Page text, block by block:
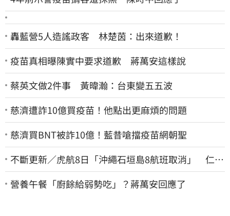
轟藍營5人造謠政客 林楚茵：出來道歉！
疫苗真相曝陳實中要求道歉 蔣萬安這樣說
蔡英文做2件事 黃暐瀚：台東變五五波
慈濟遭詐10億買疫苗！他點出更麻煩的問題
慈濟買BNT被詐10億！藍昔嗆擋疫苗網朝聖
不斷更新／虎航8日「沖繩石垣島8航班取消」 仁川
返台班機提前1天起飛
營養午餐「廚餘給弱勢吃」？蔣萬安回應了